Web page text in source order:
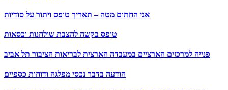
אני החתום מטה – תאריך טופס ויתור על סודיות
טופס בקשה להצבת שולחנות וכסאות
פנייה למרכזים הארציים במעבדה הארצית לבריאות הציבור תל אביב
הודעה בדבר נכסי מפלגה ודוחות כספיים